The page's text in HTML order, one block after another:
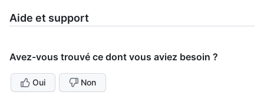
Aide et support
Avez-vous trouvé ce dont vous aviez besoin ?
Oui Non